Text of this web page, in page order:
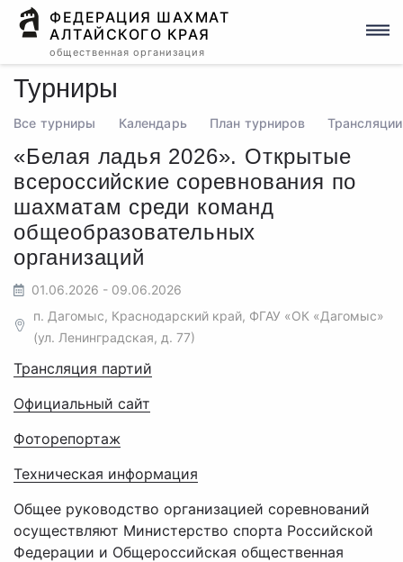
ФЕДЕРАЦИЯ ШАХМАТ
АЛТАЙСКОГО КРАЯ
общественная организация
Турниры
Все турниры Календарь План турниров Трансляции
«Белая ладья 2026». Открытые
всероссийские соревнования по
шахматам среди команд
общеобразовательных
организаций
01.06.2026 - 09.06.2026
п. Дагомыс, Краснодарский край, ФГАУ «ОК «Дагомыс»
(ул. Ленинградская, д. 77)
Трансляция партий
Официальный сайт
Фоторепортаж
Техническая информация
Общее руководство организацией соревнований
осуществляют Министерство спорта Российской
Федерации и Общероссийская общественная